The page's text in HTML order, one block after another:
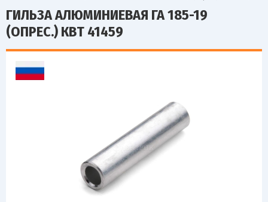
ГИЛЬЗА АЛЮМИНИЕВАЯ ГА 185-19
(ОПРЕС.) КВТ 41459